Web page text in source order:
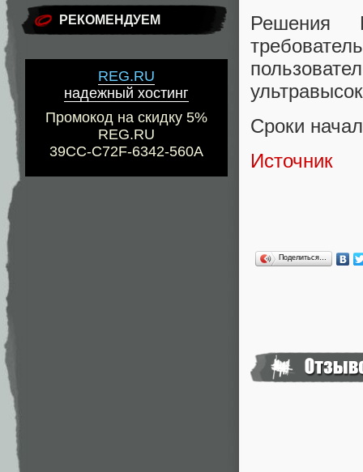
РЕКОМЕНДУЕМ
REG.RU
надежный хостинг
Промокод на скидку 5%
REG.RU
39CC-C72F-6342-560A
Решения
Сроки
Источник
Поделиться…